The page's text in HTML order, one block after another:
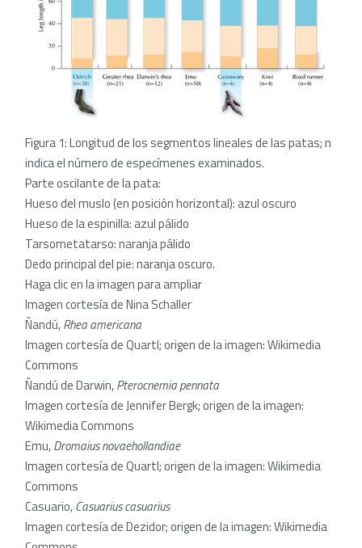
Figura 1: Longitud de los segmentos lineales de las patas; n
indica el número de especímenes examinados.
Parte oscilante de la pata:
Hueso del muslo (en posición horizontal): azul oscuro
Hueso de la espinilla: azul pálido
Tarsometatarso: naranja pálido
Dedo principal del pie: naranja oscuro.
Haga clic en la imagen para ampliar
Imagen cortesía de Nina Schaller
Ñandú,Rhea americana
Imagen cortesía de Quartl; origen de la imagen: Wikimedia
Commons
Ñandú de Darwin,Pterocnemia pennata
Imagen cortesía de Jennifer Bergk; origen de la imagen:
Wikimedia Commons
Emu,Dromaius novaehollandiae
Imagen cortesía de Quartl; origen de la imagen: Wikimedia
Commons
Casuario,Casuarius casuarius
Imagen cortesía de Dezidor; origen de la imagen: Wikimedia